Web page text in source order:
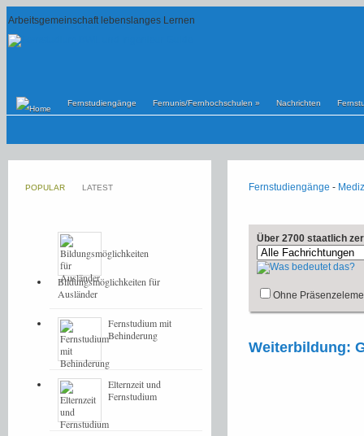
Arbeitsgemeinschaft lebenslanges Lernen
Fernstudiengänge Fernunis/Fernhochschulen » Nachrichten
Fernstudiengänge -
Über 2700 staatlich
Ohne
Weiterbildung:
POPULAR LATEST
Bildungsmöglichkeiten für
Ausländer
Fernstudium mit
Behinderung
Elternzeit und
Fernstudium